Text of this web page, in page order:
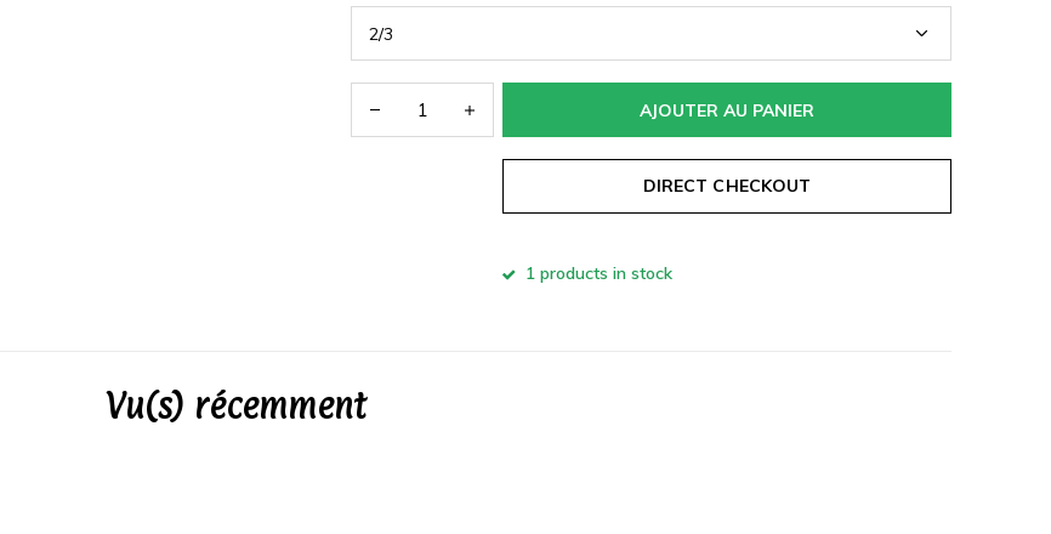
AJOUTER AU PANIER
DIRECT CHECKOUT
1 products in stock
Vu(s) récemment